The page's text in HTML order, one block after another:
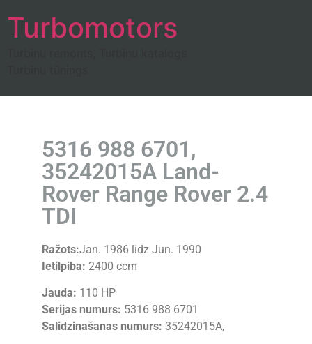
Turbomotors
5316 988 6701,
35242015A Land-
Rover Range Rover 2.4
TDI
Ražots:Jan. 1986 lidz Jun. 1990
Ietilpiba: 2400 ccm
Jauda: 110 HP
Serijas numurs: 5316 988 6701
Salidzinašanas numurs: 35242015A,